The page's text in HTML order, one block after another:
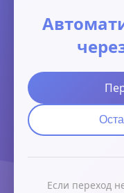
Если переход